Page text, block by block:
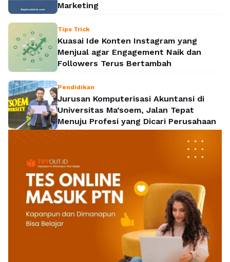
Marketing
Tips Trick
Kuasai Ide Konten Instagram yang
Menjual agar Engagement Naik dan
Followers Terus Bertambah
Pendidikan
Jurusan Komputerisasi Akuntansi di
Universitas Ma’soem, Jalan Tepat
Menuju Profesi yang Dicari Perusahaan